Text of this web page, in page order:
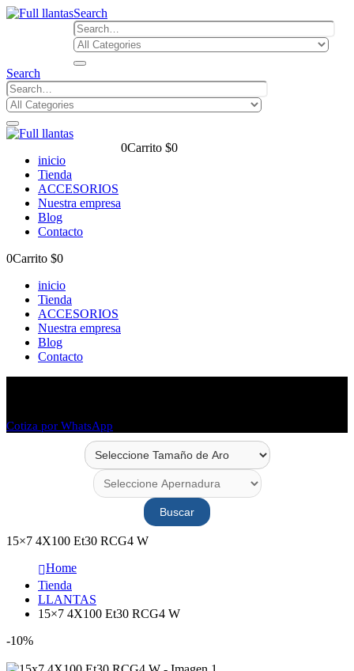
Search
Search
inicio
Tienda
ACCESORIOS
Nuestra empresa
Blog
Contacto
0Carrito $0
0Carrito $0
inicio
Tienda
ACCESORIOS
Nuestra empresa
Blog
Contacto
Cotiza por WhatsApp
Buscar
15×7 4X100 Et30 RCG4 W
Home
Tienda
LLANTAS
15×7 4X100 Et30 RCG4 W
-10%